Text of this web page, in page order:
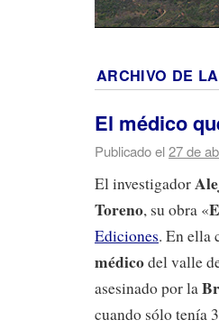
ARCHIVO DE
El médico
Publicado el27 de
El investigador
Toreno, su obra «
Ediciones. En ella
médicodel valle
asesinado por la
cuando sólo tenía